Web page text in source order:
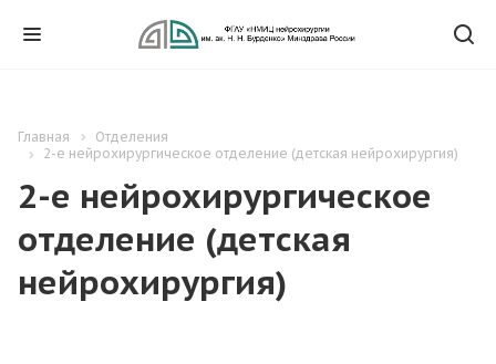
Главная
Отделения
2-е нейрохирургическое отделение (детская нейрохирургия)
2-е нейрохирургическое
отделение (детская
нейрохирургия)